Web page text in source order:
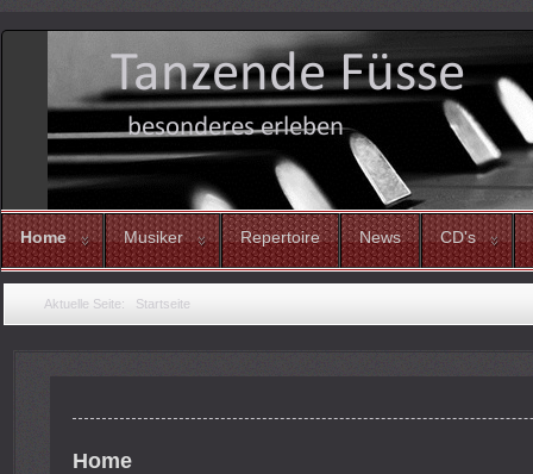
Home Musiker Repertoire News CD's
Aktuelle Seite: Startseite
Home